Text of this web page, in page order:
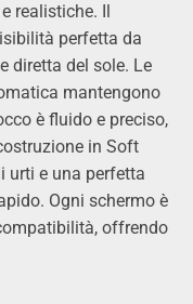
realistiche. Il
perfetta da
diretta del sole. Le
mantengono
è fluido e preciso,
in Soft
urti e una perfetta
Ogni schermo è
offrendo